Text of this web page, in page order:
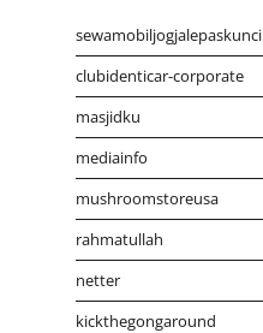
sewamobiljogjalepaskunci
clubidenticar-corporate
masjidku
mediainfo
mushroomstoreusa
rahmatullah
netter
kickthegongaround